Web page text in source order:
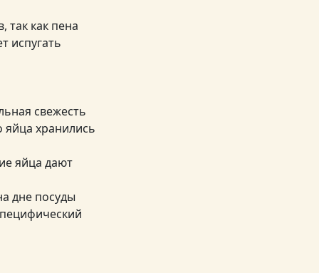
так как пена
испугать
свежесть
яйца хранились
яйца дают
дне посуды